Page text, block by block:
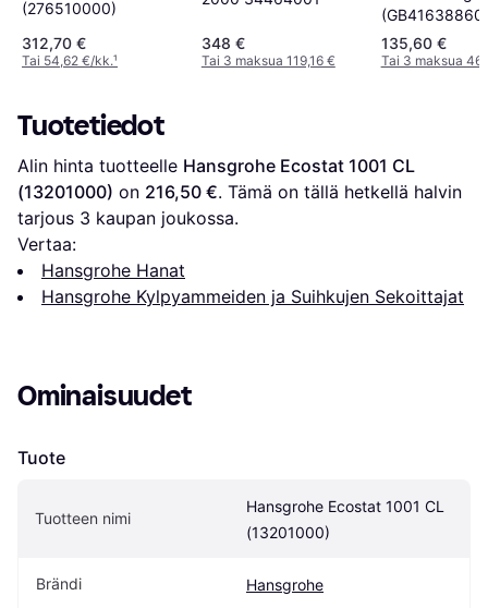
(276510000)
312,70 €
Tai 54,62 €/kk.¹
348 €
Tai 3 maksua 119,16 €
(GB41638860)
135,60 €
Tai 3 maksua
Tuotetiedot
Alin hinta tuotteelle Hansgrohe Ecostat 1001 CL
(13201000) on 216,50 €. Tämä on tällä hetkellä halvin
tarjous 3 kaupan joukossa.
Vertaa:
Hansgrohe Hanat
Hansgrohe Kylpyammeiden ja Suihkujen Sekoittajat
Ominaisuudet
Tuote
Tuotteen nimi
Hansgrohe Ecostat 1001 CL
(13201000)
Brändi Hansgrohe